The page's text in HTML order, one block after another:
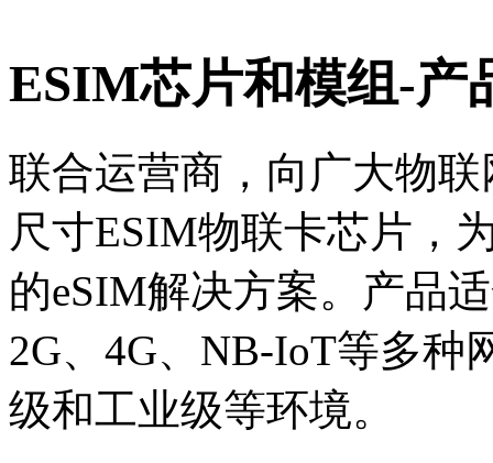
ESIM芯片和模组-产
联合运营商，向广大物
尺寸ESIM物联卡芯片，
的eSIM解决方案。产品
2G、4G、NB-IoT等多种
级和工业级等环境。